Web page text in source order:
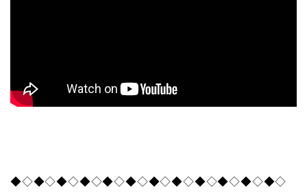
◆◇◆◇◆◇◆◇◆◇◆◇◆◇◆◇◆◇◆◇◆◇◆◇